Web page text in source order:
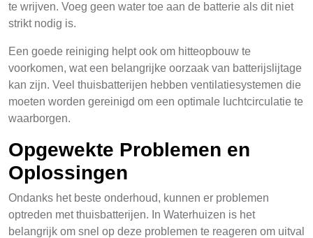
te wrijven. Voeg geen water toe aan de batterie als dit niet
strikt nodig is.
Een goede reiniging helpt ook om hitteopbouw te
voorkomen, wat een belangrijke oorzaak van batterijslijtage
kan zijn. Veel thuisbatterijen hebben ventilatiesystemen die
moeten worden gereinigd om een optimale luchtcirculatie te
waarborgen.
Opgewekte Problemen en
Oplossingen
Ondanks het beste onderhoud, kunnen er problemen
optreden met thuisbatterijen. In Waterhuizen is het
belangrijk om snel op deze problemen te reageren om uitval